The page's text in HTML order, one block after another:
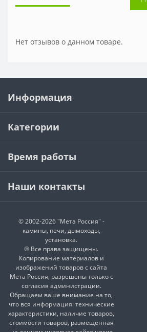
Нет отзывов о данном товаре.
Информация
Категории
Время работы
Наши контакты
© 2002-2026 "Мета Россия" -
камины, печи, дымоходы,
установка.
® Все права защищены.
Копирование материалов и
изображений товаров с сайта
Мета Россия, разрешены только с
согласия администрации.
Обращаем ваше внимание на то,
что вся информация: технические
характеристики, наличие товаров,
стоимости товаров, размещенная